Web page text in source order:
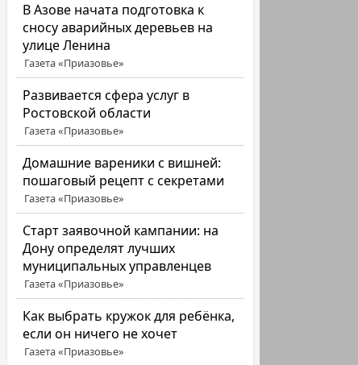
В Азове начата подготовка к
сносу аварийных деревьев на
улице Ленина
Газета «Приазовье»
Развивается сфера услуг в
Ростовской области
Газета «Приазовье»
Домашние вареники с вишней:
пошаговый рецепт с секретами
Газета «Приазовье»
Старт заявочной кампании: на
Дону определят лучших
муниципальных управленцев
Газета «Приазовье»
Как выбрать кружок для ребёнка,
если он ничего не хочет
Газета «Приазовье»